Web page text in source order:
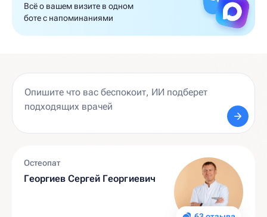
Всё о вашем визите в одном
боте с напоминаниями
Остеопат
Георгиев Сергей Георгиевич